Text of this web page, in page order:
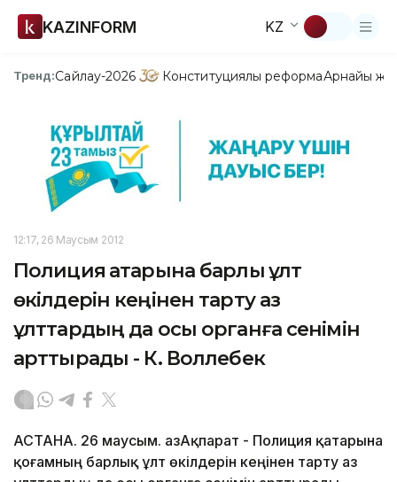
KAZINFORM KZ
Тренд:Сайлау-2026 Конституциялық реформаАрнайы
12:17, 26 Маусым 2012
Полиция қатарына барлық ұлт
өкілдерін кеңінен тарту аз
ұлттардың да осы органға сенімін
арттырады - К. Воллебек
АСТАНА. 26 маусым. ҚазАқпарат - Полиция қатарына
қоғамның барлық ұлт өкілдерін кеңінен тарту аз